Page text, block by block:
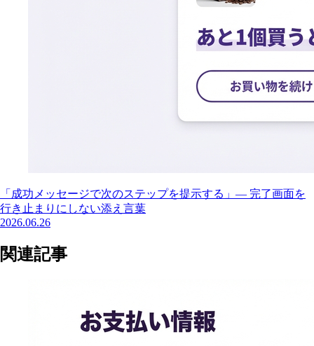
「成功メッセージで次のステップを提示する」— 完了画面を
行き止まりにしない添え言葉
2026.06.26
関連記事